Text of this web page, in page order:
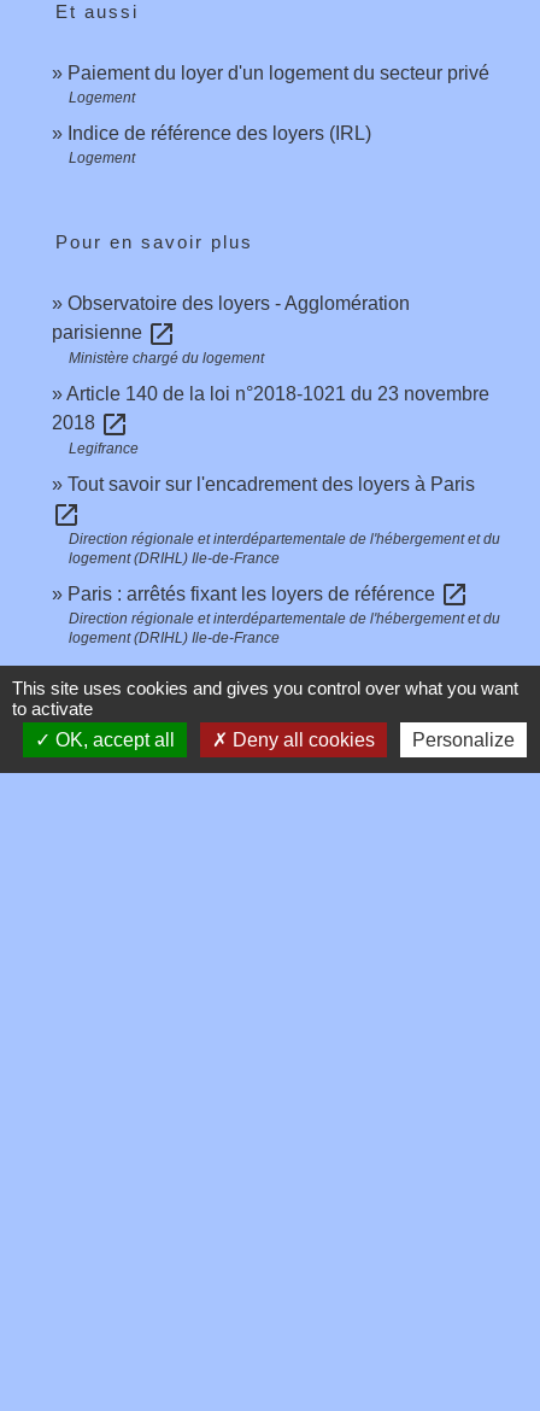
Et aussi
Paiement du loyer d'un logement du secteur privé
Logement
Indice de référence des loyers (IRL)
Logement
Pour en savoir plus
Observatoire des loyers - Agglomération
parisienne open_in_new
Ministère chargé du logement
Article 140 de la loi n°2018-1021 du 23 novembre
2018 open_in_new
Legifrance
Tout savoir sur l'encadrement des loyers à Paris
open_in_new
Direction régionale et interdépartementale de l'hébergement et du
logement (DRIHL) Ile-de-France
Paris : arrêtés fixant les loyers de référence open_in_new
Direction régionale et interdépartementale de l'hébergement et du
logement (DRIHL) Ile-de-France
passoires énergétiques open_in_new
Ministère chargé de l'environnement
This site uses cookies and gives you control over what you want
to activate
OK, accept all
Deny all cookies Personalize